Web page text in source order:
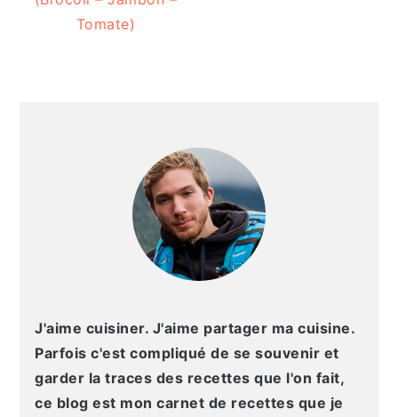
Tomate)
PRINCIPALE
J'aime cuisiner. J'aime partager ma cuisine.
Parfois c'est compliqué de se souvenir et
garder la traces des recettes que l'on fait,
ce blog est mon carnet de recettes que je